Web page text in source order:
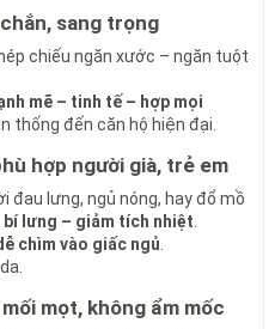
khô thoáng – sạch sẽ
đau nhức cơ – khớp nằm
so với nệmvốn gây nóng và lún.
nhạy cảm đều dùng được an
gian phòng ngủ
Ẩm Mốc – Độ Bền Cực
quy trình đặc biệt:
tự nhiên trong tre
sang trọng
chiếu ngăn xước – ngăn tuột
mẽ – tinh tế – hợp mọi
thống đến căn hộ hiện đại.
hợp người già, trẻ em
đau lưng, ngủ nóng, hay đổ mồ
bí lưng – giảm tích nhiệt
chìm vào giấc ngủ
mọt, không ẩm mốc